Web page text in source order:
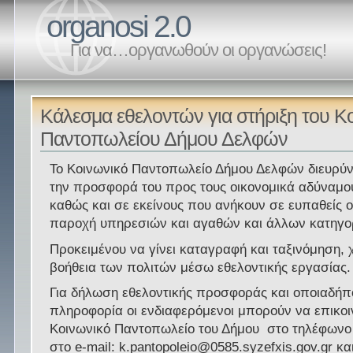
organosi 2.0
Για να…οργανωθούν οι οργανώσεις!
Κάλεσμα εθελοντών για στήριξη του
Παντοπωλείου Δήμου Δελφών
Το Κοινωνικό Παντοπωλείο Δήμου Δελφών
την προσφορά του προς τους οικονομικά
καθώς και σε εκείνους που ανήκουν σε ευπαθείς
παροχή υπηρεσιών και αγαθών και άλλων
Προκειμένου να γίνει καταγραφή και ταξινόμηση,
βοήθεια των πολιτών μέσω εθελοντικής εργασίας.
Για δήλωση εθελοντικής προσφοράς και
πληροφορία οι ενδιαφερόμενοι μπορούν να
Κοινωνικό Παντοπωλείο του Δήμου στο
στο e-mail: k.pantopoleio@0585.syzefxis.gov.gr